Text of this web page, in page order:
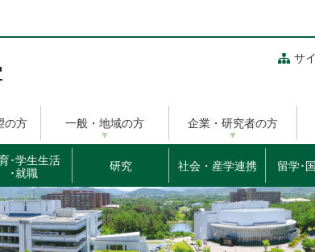
サ
の方 一般・地域の方 企業・研究者の方
･学生生活
･就職
研究 社会・産学連携 留学･